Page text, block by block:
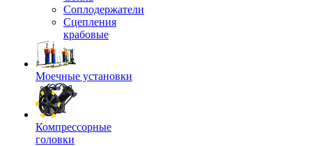
Соплодержатели
Сцепления
крабовые
Моечные установки
Компрессорные
головки